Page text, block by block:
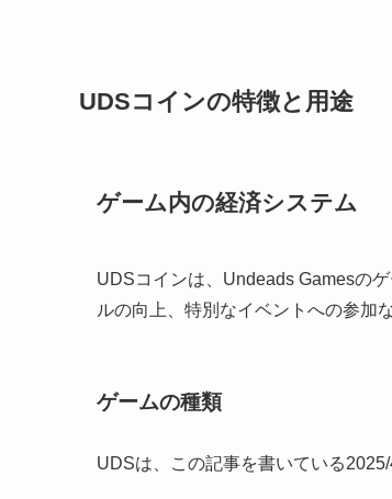
UDSコインの特徴と用途
ゲーム内の経済システム
UDSコインは、Undeads Gamesの
ルの向上、特別なイベントへの参加
ゲームの種類
UDSは、この記事を書いている